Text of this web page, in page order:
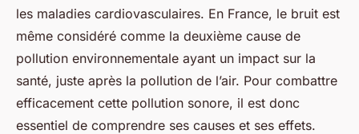
les maladies cardiovasculaires. En France, le bruit est
même considéré comme la deuxième cause de
pollution environnementale ayant un impact sur la
santé, juste après la pollution de l’air. Pour combattre
efficacement cette pollution sonore, il est donc
essentiel de comprendre ses causes et ses effets.